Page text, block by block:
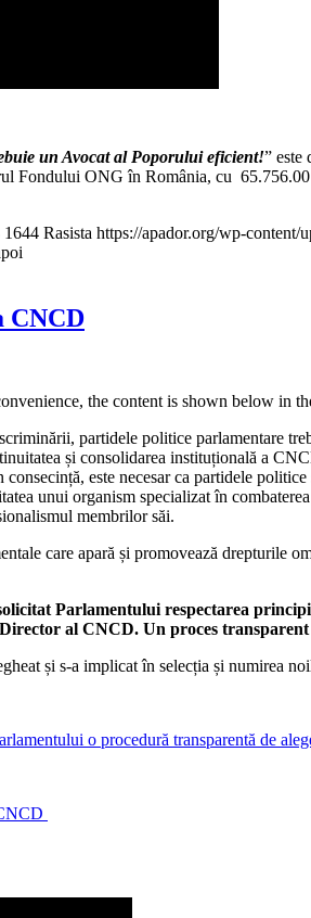
un Avocat al Poporului eficient!”
ONG în România, cu
1644 Rasista https://apador.org/wp-content/
CNCD
the content is shown below in
partidele politice parlamentare
și consolidarea instituțională a
este necesar ca partidele
unui organism specializat în
membrilor săi.
care apară și promovează drepturile
Parlamentului respectarea
al CNCD. Un proces
și s-a implicat în selecția și numirea
o procedură transparentă de